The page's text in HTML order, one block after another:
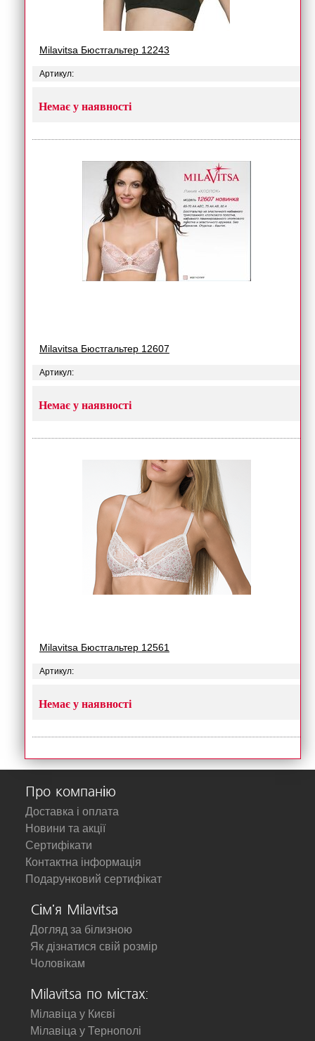
Milavitsa Бюстгальтер 12243
Артикул:
Немає у наявності
Milavitsa Бюстгальтер 12607
Артикул:
Немає у наявності
Milavitsa Бюстгальтер 12561
Артикул:
Немає у наявності
Про компанію
Доставка і оплата
Новини та акції
Сертифікати
Контактна інформація
Подарунковий сертифікат
Сім'я Milavitsa
Догляд за білизною
Як дізнатися свій розмір
Чоловікам
Milavitsa по містах:
Мілавіца у Києві
Мілавіца у Тернополі